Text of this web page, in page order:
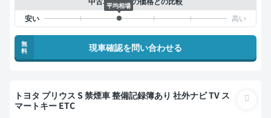
平均相場
無
料
現車確認を問い合わせる
トヨタ プリウス S 禁煙車 整備記録簿あり 社外ナビ TV ス
マートキー ETC